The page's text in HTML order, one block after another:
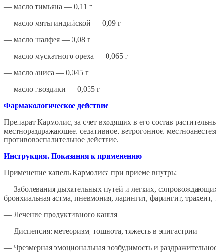
— масло тимьяна — 0,11 г
— масло мяты индийской — 0,09 г
— масло шалфея — 0,08 г
— масло мускатного ореха — 0,065 г
— масло аниса — 0,045 г
— масло гвоздики — 0,035 г
Фармакологическое действие
Препарат Кармолис, за счет входящих в его состав
местнораздражающее, седативное, ветрогонное,
противовоспалительное действие.
Инструкция. Показания к применению
Применение капель Кармолиса при приеме внутрь:
— Заболевания дыхательных путей и легких,
бронхиальная астма, пневмония, ларингит, фарингит,
— Лечение продуктивного кашля
— Диспепсия: метеоризм, тошнота, тяжесть в эпигастрии
— Чрезмерная эмоциональная возбудимость и